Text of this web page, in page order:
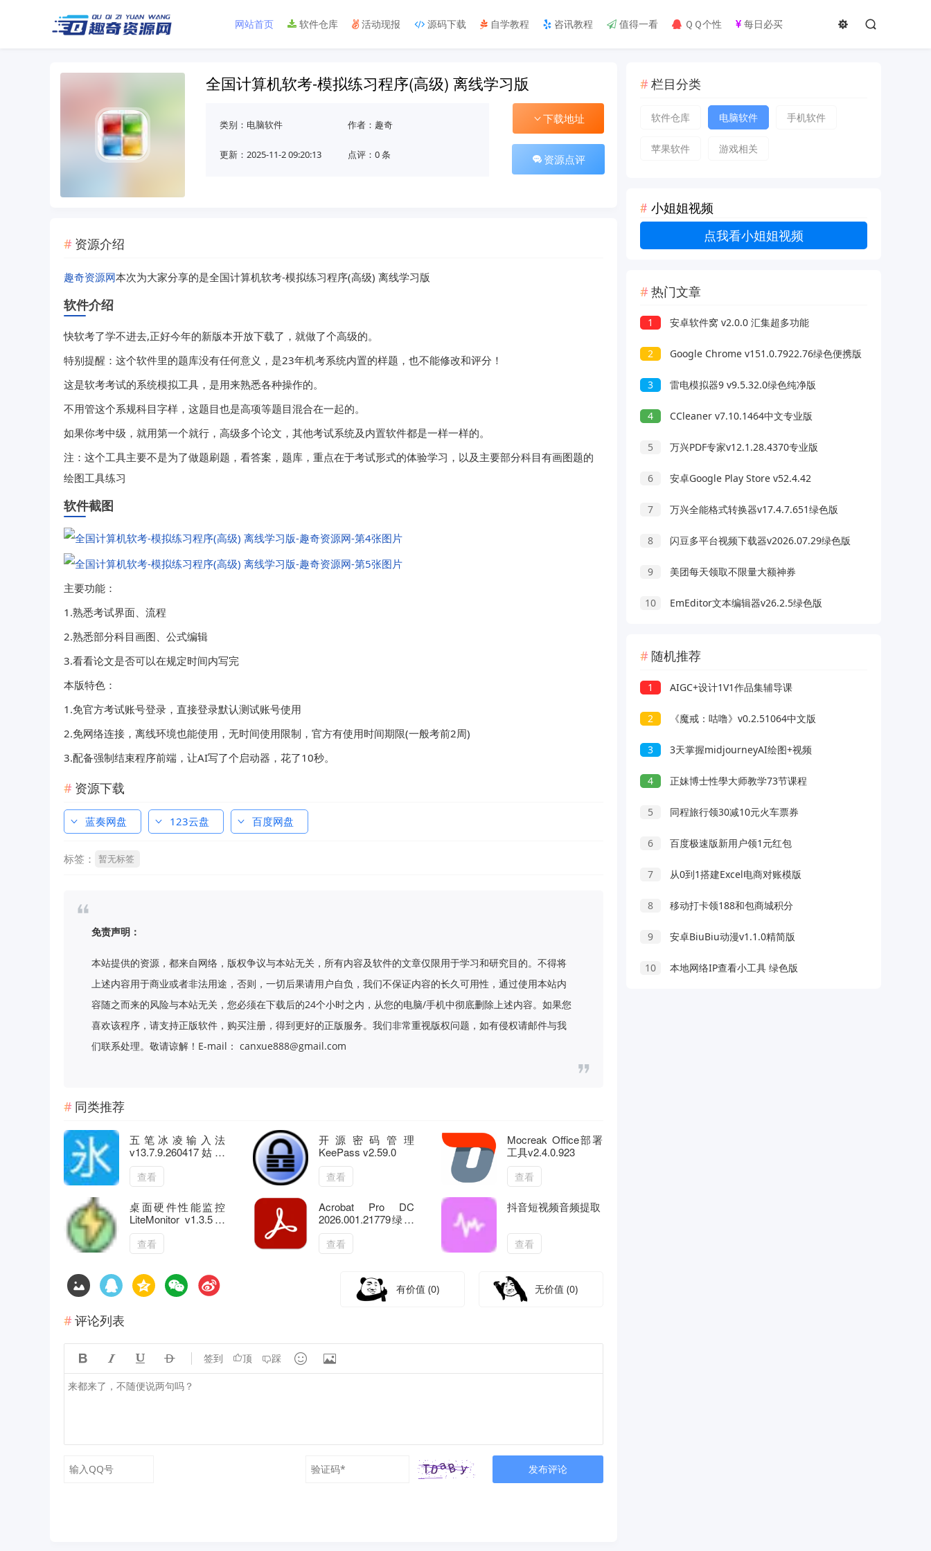
网站首页 软件仓库 活动现报 源码下载 自学教程 咨讯教程 值得一看 ＱＱ个性 每日必买
全国计算机软考-模拟练习程序(高级) 离线学习版
类别： 电脑软件 作者：趣奇
更新：2025-11-2 09:20:13 点评：0 条
下载地址
资源点评
资源介绍
趣奇资源网本次为大家分享的是全国计算机软考-模拟练习程序(高级) 离线学习版
软件介绍
快软考了学不进去,正好今年的新版本开放下载了，就做了个高级的。
特别提醒：这个软件里的题库没有任何意义，是23年机考系统内置的样题，也不能修改和评分！
这是软考考试的系统模拟工具，是用来熟悉各种操作的。
不用管这个系规科目字样，这题目也是高项等题目混合在一起的。
如果你考中级，就用第一个就行，高级多个论文，其他考试系统及内置软件都是一样一样的。
注：这个工具主要不是为了做题刷题，看答案，题库，重点在于考试形式的体验学习，以及主要部分科目有画图题的
绘图工具练习
软件截图
主要功能：
1.熟悉考试界面、流程
2.熟悉部分科目画图、公式编辑
3.看看论文是否可以在规定时间内写完
本版特色：
1.免官方考试账号登录，直接登录默认测试账号使用
2.免网络连接，离线环境也能使用，无时间使用限制，官方有使用时间期限(一般考前2周)
3.配备强制结束程序前端，让AI写了个启动器，花了10秒。
资源下载
蓝奏网盘 123云盘 百度网盘
标签： 暂无标签
免责声明：
本站提供的资源，都来自网络，版权争议与本站无关，所有内容及软件的文章仅限用于学习和研究目的。不得将
上述内容用于商业或者非法用途，否则，一切后果请用户自负，我们不保证内容的长久可用性，通过使用本站内
容随之而来的风险与本站无关，您必须在下载后的24个小时之内，从您的电脑/手机中彻底删除上述内容。如果您
喜欢该程序，请支持正版软件，购买注册，得到更好的正版服务。我们非常重视版权问题，如有侵权请邮件与我
们联系处理。敬请谅解！E-mail： canxue888@gmail.com
同类推荐
五笔冰凌输入法
v13.7.9.260417姑洗
版含词库
查看
开源密码管理
KeePass v2.59.0
查看
Mocreak Office部署
工具v2.4.0.923
查看
桌面硬件性能监控
LiteMonitor v1.3.5绿
色版
查看
Acrobat Pro DC
2026.001.21779绿色
版
查看
抖音短视频音频提取
查看
有价值(0) 无价值(0)
评论列表
    签到 顶 踩  
发布评论
栏目分类
软件仓库 电脑软件 手机软件
苹果软件 游戏相关
小姐姐视频
点我看小姐姐视频
热门文章
1 安卓软件窝 v2.0.0 汇集超多功能
2 Google Chrome v151.0.7922.76绿色便携版
3 雷电模拟器9 v9.5.32.0绿色纯净版
4 CCleaner v7.10.1464中文专业版
5 万兴PDF专家v12.1.28.4370专业版
6 安卓Google Play Store v52.4.42
7 万兴全能格式转换器v17.4.7.651绿色版
8 闪豆多平台视频下载器v2026.07.29绿色版
9 美团每天领取不限量大额神券
10 EmEditor文本编辑器v26.2.5绿色版
随机推荐
1 AIGC+设计1V1作品集辅导课
2 《魔戒：咕噜》v0.2.51064中文版
3 3天掌握midjourneyAI绘图+视频
4 正妹博士性學大师教学73节课程
5 同程旅行领30减10元火车票券
6 百度极速版新用户领1元红包
7 从0到1搭建Excel电商对账模版
8 移动打卡领188和包商城积分
9 安卓BiuBiu动漫v1.1.0精简版
10 本地网络IP查看小工具 绿色版